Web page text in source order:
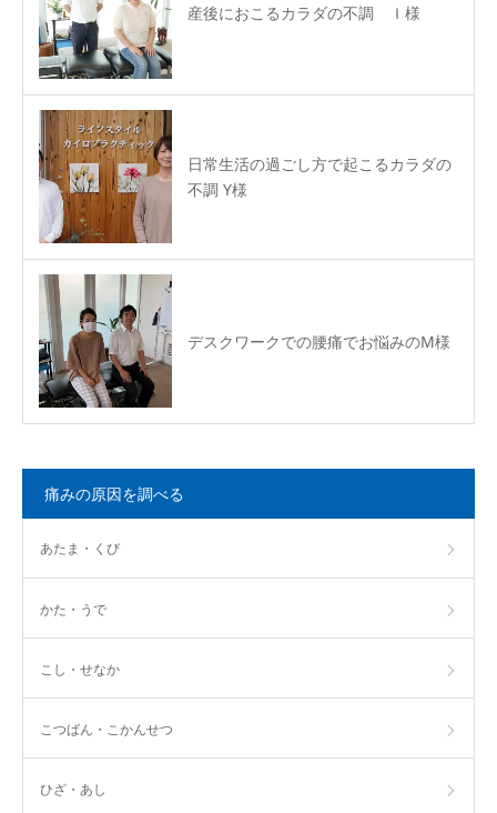
産後におこるカラダの不調 Ｉ様
日常生活の過ごし方で起こるカラダの
不調 Y様
デスクワークでの腰痛でお悩みのM様
痛みの原因を調べる
あたま・くび
かた・うで
こし・せなか
こつばん・こかんせつ
ひざ・あし